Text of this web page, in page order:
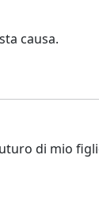
causa.
di mio